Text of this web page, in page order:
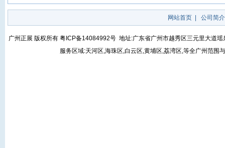
网站首页 公司简介
广州正展 版权所有 粤ICP备14084992号 地址:广东省广州市越秀区三元里大道
服务区域:天河区,海珠区,白云区,黄埔区,荔湾区,等全广州范围与